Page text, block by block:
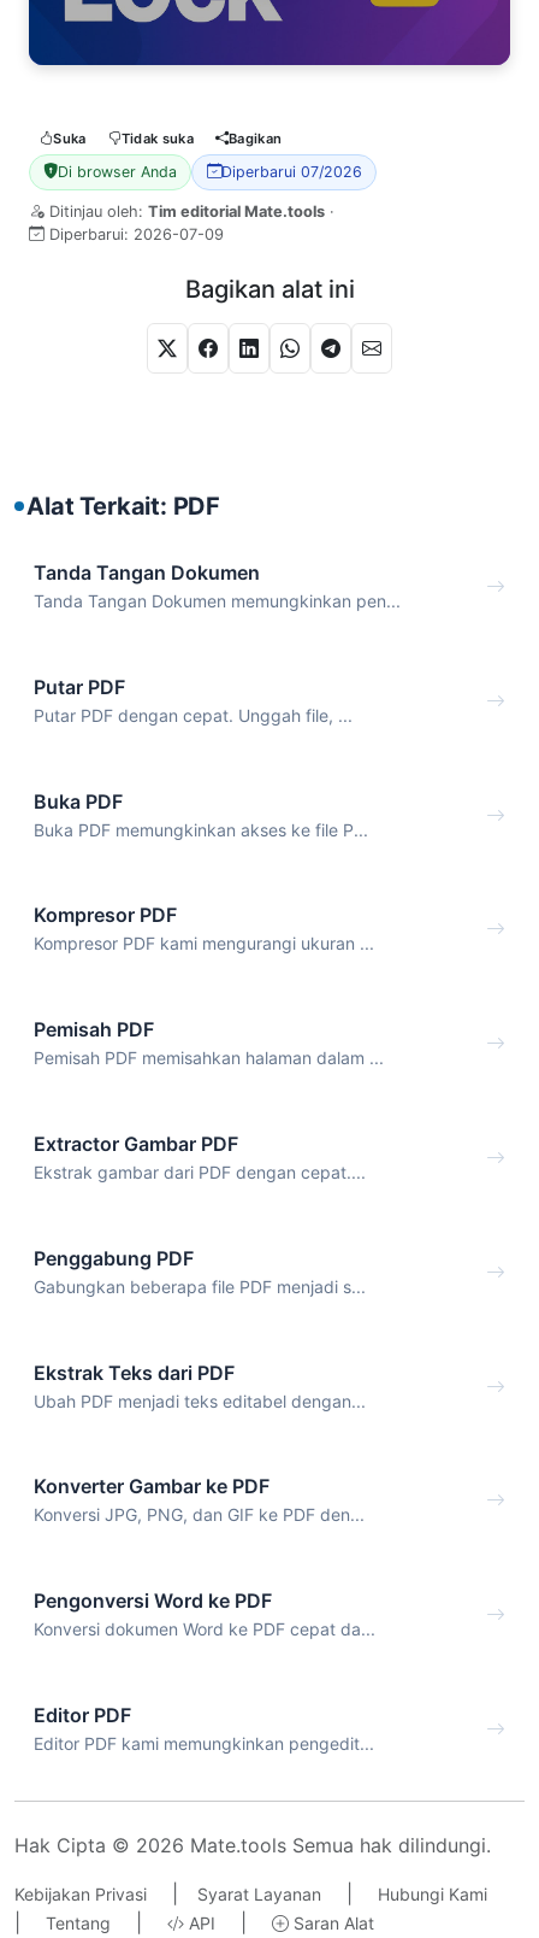
Suka Tidak suka Bagikan
Di browser Anda Diperbarui 07/2026
Ditinjau oleh: Tim editorial Mate.tools ·
Diperbarui: 2026-07-09
Bagikan alat ini
Alat Terkait: PDF
Tanda Tangan Dokumen
Tanda Tangan Dokumen memungkinkan pen...
Putar PDF
Putar PDF dengan cepat. Unggah file, ...
Buka PDF
Buka PDF memungkinkan akses ke file P...
Kompresor PDF
Kompresor PDF kami mengurangi ukuran ...
Pemisah PDF
Pemisah PDF memisahkan halaman dalam ...
Extractor Gambar PDF
Ekstrak gambar dari PDF dengan cepat....
Penggabung PDF
Gabungkan beberapa file PDF menjadi s...
Ekstrak Teks dari PDF
Ubah PDF menjadi teks editabel dengan...
Konverter Gambar ke PDF
Konversi JPG, PNG, dan GIF ke PDF den...
Pengonversi Word ke PDF
Konversi dokumen Word ke PDF cepat da...
Editor PDF
Editor PDF kami memungkinkan pengedit...
Hak Cipta © 2026 Mate.tools Semua hak dilindungi.
Kebijakan Privasi Syarat Layanan Hubungi Kami
Tentang API Saran Alat